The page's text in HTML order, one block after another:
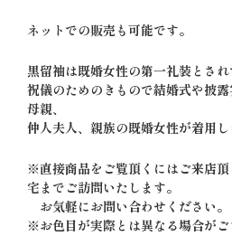
ネットでの販売も可能です。
黒留袖は既婚女性の第一礼装とされ
祝儀のためのきもので結婚式や披
母親、
仲人夫人、親族の既婚女性が着用し
※直接商品をご覧頂くにはご来店
宅までご訪問いたします。
お気軽にお問い合わせください。
※お色目が実際とは異なる場合がご